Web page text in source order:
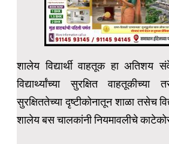
शालेय विद्यार्थी वाहतूक हा अतिशय
विद्यार्थ्यांच्या सुरक्षित
सुरक्षिततेच्या दृष्टीकोनातून शाळा तसेच
शालेय बस चालकांनी नियमावलीचे